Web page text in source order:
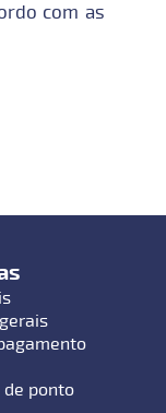
com as
ponto